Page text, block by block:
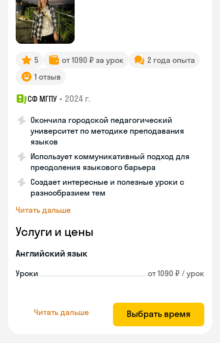
5 от 1090 ₽ за урок
2 года опыта
1 отзыв
СФ МГПУ • 2024 г.
Окончила городской педагогический
университет по методике преподавания
языков
Использует коммуникативный подход для
преодоления языкового барьера
Создает интересные и полезные уроки с
разнообразием тем
Читать дальше
Услуги и цены
Английский язык
Уроки от 1090 ₽ / урок
Читать дальше Выбрать время